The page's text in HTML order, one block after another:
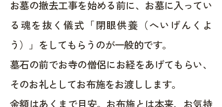
お墓の撤去工事を始める前に、お墓に入ってい
る魂を抜く儀式「閉眼供養（へいげんくよ
う）」をしてもらうのが一般的です。
墓石の前でお寺の僧侶にお経をあげてもらい、
そのお礼としてお布施をお渡しします。
金額はあくまで目安。お布施とは本来、お気持